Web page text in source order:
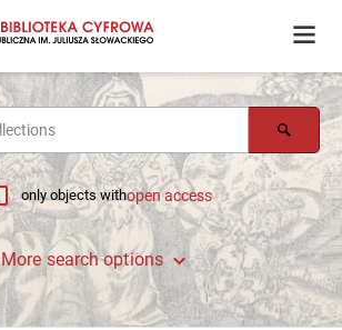
only objects withopen access
More search options